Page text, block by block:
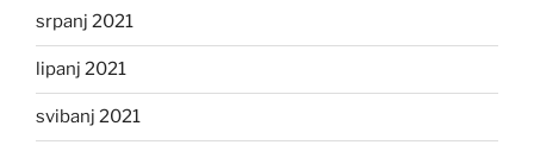
srpanj 2021
lipanj 2021
svibanj 2021